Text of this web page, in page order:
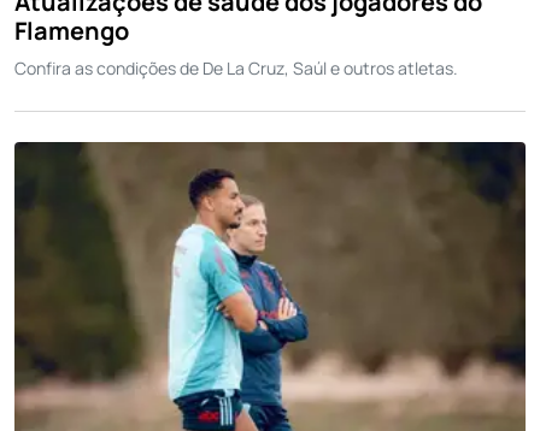
Flamengo
Confira as condições de De La Cruz, Saúl e outros atletas.